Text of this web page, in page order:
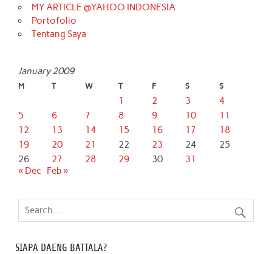
MY ARTICLE @YAHOO INDONESIA
Portofolio
Tentang Saya
January 2009
M T W T F S S
1 2 3
4
5
6 7 8 9 10
11
12
13 14 15 16 17
18
19
20 21 22 23 24
25
26
27 28 29 30
31
« Dec
Feb »
SIAPA DAENG BATTALA?